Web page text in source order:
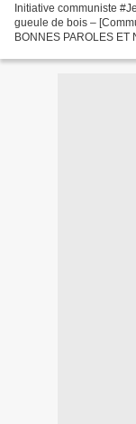
Initiative communiste
gueule de bois –
BONNES PAROLES ET